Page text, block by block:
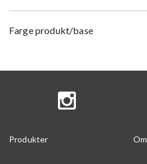
Farge produkt/base
Produkter